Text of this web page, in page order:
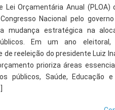
Lei Orçamentária Anual (PLOA)
Nacional pelo
mudança estratégica na
Em um ano
de reeleição do presidente Luiz
prioriza áreas
públicos, Saúde, Educação